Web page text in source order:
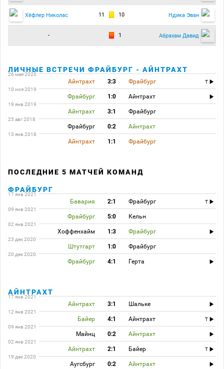
Хёфлер Николас 11 10 Ндика Эван
- 1 Абрахам Давид
ЛИЧНЫЕ ВСТРЕЧИ ФРАЙБУРГ - АЙНТРАХТ
26 мая 2020
Айнтрахт 3:3 Фрайбург
T
10 ноя 2019
Фрайбург 1:0 Айнтрахт
19 янв 2019
Айнтрахт 3:1 Фрайбург
25 авг 2018
Фрайбург 0:2 Айнтрахт
13 янв 2018
Айнтрахт 1:1 Фрайбург
ПОСЛЕДНИЕ 5 МАТЧЕЙ КОМАНД
ФРАЙБУРГ
17 янв 2021
Бавария 2:1 Фрайбург
T
09 янв 2021
Фрайбург 5:0 Кельн
02 янв 2021
Хоффенхайм 1:3 Фрайбург
23 дек 2020
Штутгарт 1:0 Фрайбург
20 дек 2020
Фрайбург 4:1 Герта
АЙНТРАХТ
17 янв 2021
Айнтрахт 3:1 Шальке
12 янв 2021
Байер 4:1 Айнтрахт
T
09 янв 2021
Майнц 0:2 Айнтрахт
02 янв 2021
Айнтрахт 2:1 Байер
T
19 дек 2020
Аугсбург 0:2 Айнтрахт